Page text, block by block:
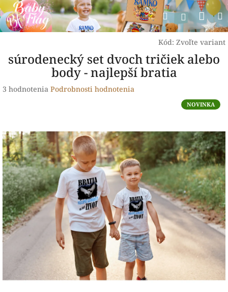
Prejsť
na
obsah
Hľadať
Kód: Zvoľte variant
súrodenecký set dvoch tričiek alebo
body - najlepší bratia
Priemerné
5,0
z
5
hviezdičiek.
3 hodnotenia Podrobnosti hodnotenia
NOVINKA